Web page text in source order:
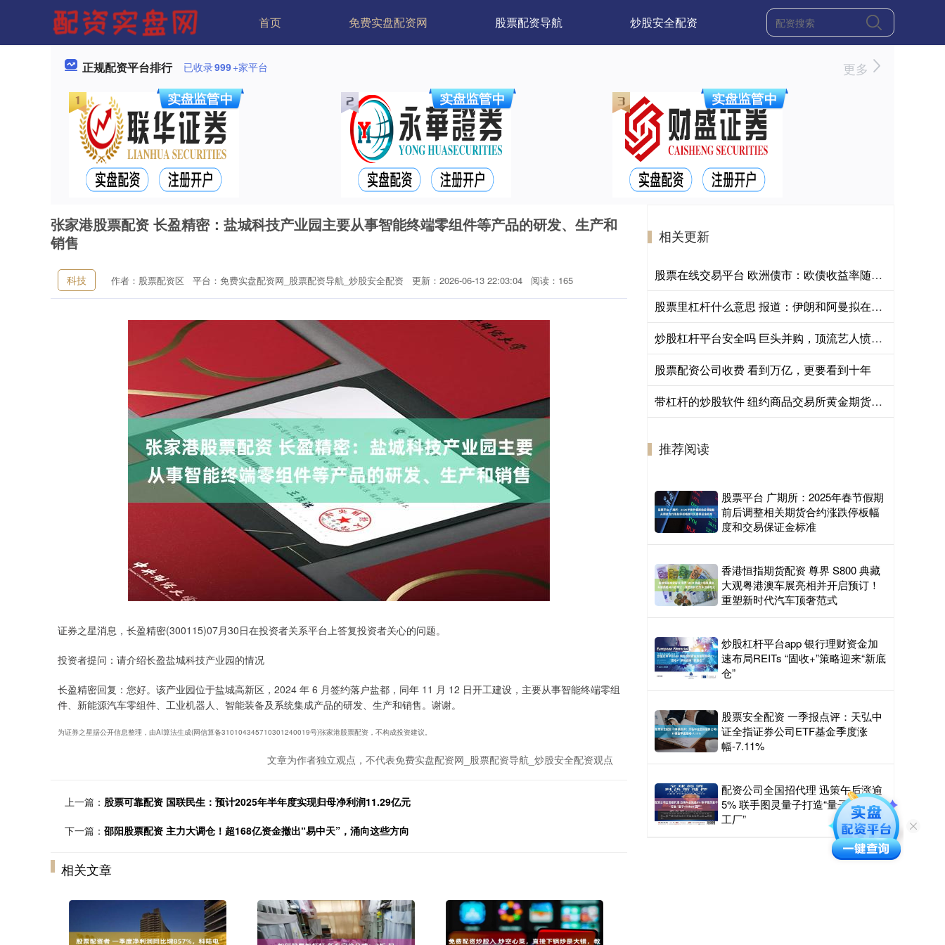
首页 免费实盘配资网 股票配资导航 炒股安全配资
正规配资平台排行 已收录999+家平台 更多
张家港股票配资 长盈精密：盐城科技产业园主要从事智能终端零组件等产品的研发、生产和
销售
科技 作者：股票配资区 平台：免费实盘配资网_股票配资导航_炒股安全配资 更新：2026-06-13 22:03:04 阅读：165
证券之星消息，长盈精密(300115)07月30日在投资者关系平台上答复投资者关心的问题。
投资者提问：请介绍长盈盐城科技产业园的情况
长盈精密回复：您好。该产业园位于盐城高新区，2024 年 6 月签约落户盐都，同年 11 月 12 日开工建设，主要从事智能终端零组
件、新能源汽车零组件、工业机器人、智能装备及系统集成产品的研发、生产和销售。谢谢。
为证券之星据公开信息整理，由AI算法生成(网信算备310104345710301240019号)张家港股票配资，不构成投资建议。
文章为作者独立观点，不代表免费实盘配资网_股票配资导航_炒股安全配资观点
上一篇： 股票可靠配资 国联民生：预计2025年半年度实现归母净利润11.29亿元
下一篇： 邵阳股票配资 主力大调仓！超168亿资金撤出“易中天”，涌向这些方向
相关文章
相关更新
股票在线交易平台 欧洲债市：欧债收益率随油价走高 央行加息押注升温
股票里杠杆什么意思 报道：伊朗和阿曼拟在霍尔木兹海峡开辟“中央走廊”
炒股杠杆平台安全吗 巨头并购，顶流艺人愤怒发声
股票配资公司收费 看到万亿，更要看到十年
带杠杆的炒股软件 纽约商品交易所黄金期货结算价上涨1.53%，报每盎司4095.40美元
推荐阅读
股票平台 广期所：2025年春节假期
前后调整相关期货合约涨跌停板幅
度和交易保证金标准
香港恒指期货配资 尊界 S800 典藏
大观粤港澳车展亮相并开启预订！
重塑新时代汽车顶奢范式
炒股杠杆平台app 银行理财资金加
速布局REITs “固收+”策略迎来“新底
仓”
股票安全配资 一季报点评：天弘中
证全指证券公司ETF基金季度涨
幅-7.11%
配资公司全国招代理 迅策午后涨逾
5% 联手图灵量子打造“量子+Token
工厂”